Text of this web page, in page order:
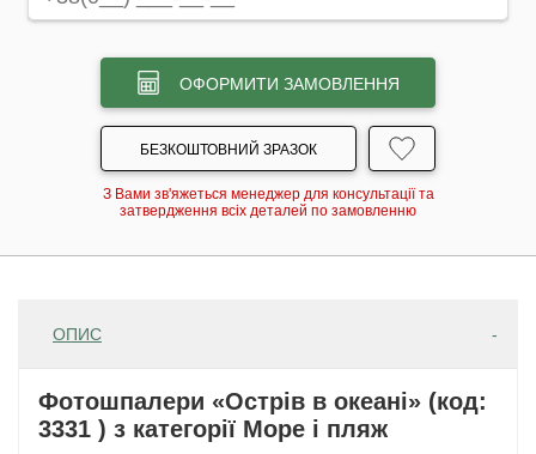
ОФОРМИТИ ЗАМОВЛЕННЯ
БЕЗКОШТОВНИЙ ЗРАЗОК
З Вами зв'яжеться менеджер для консультації та
затвердження всіх деталей по замовленню
ОПИС
Фотошпалери «Острів в океані» (код:
3331 ) з категорії Море і пляж